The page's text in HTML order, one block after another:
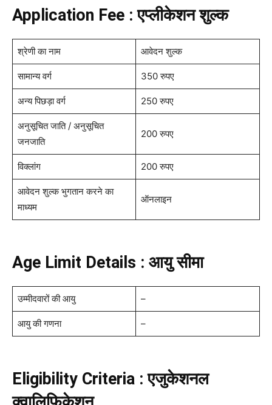
Application Fee : एप्लीकेशन शुल्क
श्रेणी का नाम आवेदन शुल्क
सामान्य वर्ग 350 रुपए
अन्य पिछड़ा वर्ग 250 रुपए
अनुसूचित जाति / अनुसूचित
जनजाति
200 रुपए
विक्लांग 200 रुपए
आवेदन शुल्क भुगतान करने का
माध्यम
ऑनलाइन
Age Limit Details : आयु सीमा
उम्मीदवारों की आयु –
आयु की गणना –
Eligibility Criteria : एजुकेशनल